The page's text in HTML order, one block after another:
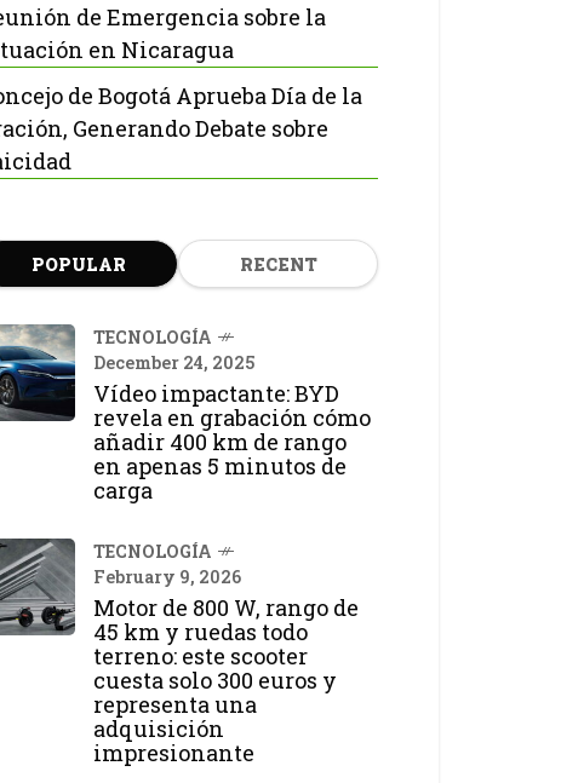
de Emergencia sobre la
en Nicaragua
de Bogotá Aprueba Día de la
Generando Debate sobre
POPULAR RECENT
TECNOLOGÍA
December 24, 2025
Vídeo impactante: BYD
revela en grabación cómo
añadir 400 km de rango
en apenas 5 minutos de
carga
TECNOLOGÍA
February 9, 2026
Motor de 800 W, rango de
45 km y ruedas todo
terreno: este scooter
cuesta solo 300 euros y
representa una
adquisición
impresionante